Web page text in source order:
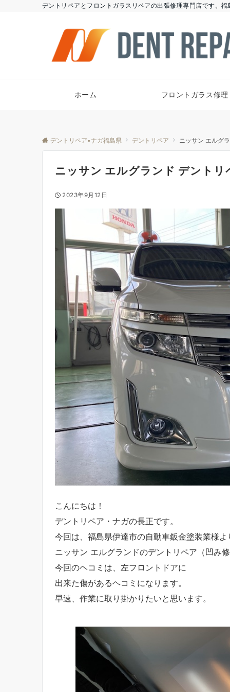
デントリペアとフロントガラスリペアの出張修理専門店です。
ホーム フロントガラス修
デントリペア•ナガ福島県 デントリペア ニッサン エルグ
ニッサン エルグランド デントリ
2023年9月12日
こんにちは！
デントリペア・ナガの長正です。
今回は、福島県伊達市の自動車鈑金塗装業様よ
ニッサン エルグランドのデントリペア（凹み
今回のヘコミは、左フロントドアに
出来た傷があるヘコミになります。
早速、作業に取り掛かりたいと思います。